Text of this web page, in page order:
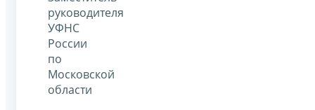
руководителя
УФНС
России
по
Московской
области